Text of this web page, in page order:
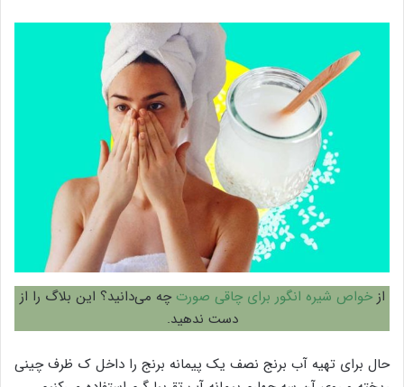
ازخواص شیره انگور برای چاقی صورت چه می‌دانید؟ این بلاگ را از
دست ندهید.
حال برای تهیه آب برنج نصف یک پیمانه برنج را داخل ک ظرف چینی